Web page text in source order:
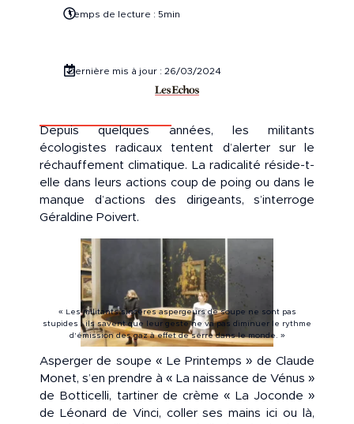
Temps de lecture : 5min
Dernière mis à jour : 26/03/2024
Depuis quelques années, les militants
écologistes radicaux tentent d’alerter sur le
réchauffement climatique. La radicalité réside-t-
elle dans leurs actions coup de poing ou dans le
manque d’actions des dirigeants, s’interroge
Géraldine Poivert.
« Les militants sincères aspergeurs de soupe ne sont pas
stupides : ils savent que leur geste ne va pas diminuer le rythme
d’émission des gaz à effet de serre dans le monde. »
Asperger de soupe « Le Printemps » de Claude
Monet, s’en prendre à « La naissance de Vénus »
de Botticelli, tartiner de crème « La Joconde »
de Léonard de Vinci, coller ses mains ici ou là,